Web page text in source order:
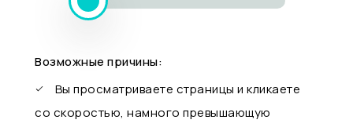
Возможные причины:
Вы просматриваете страницы и кликаете
со скоростью, намного превышающую